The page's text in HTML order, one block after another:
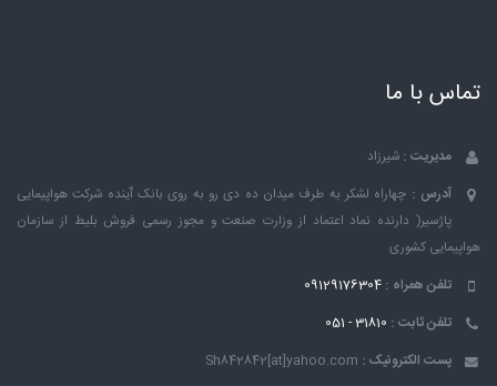
تماس با ما
مدیریت : شیرزاد
آدرس : چهاراه لشکر به طرف میدان ده دی رو به روی بانک ٱینده شرکت هواپیمایی
پاژسیر( دارنده نماد اعتماد از وزارت صنعت و مجوز رسمی فروش بلیط از سازمان
هواپیمایی کشوری
تلفن همراه : 09129176304
تلفن ثابت : 31810 - 051
پست الکترونیک : Sh842842[at]yahoo.com